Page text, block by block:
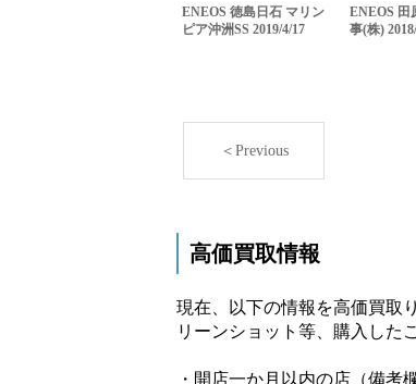
ENEOS 徳島日石 マリン
ピア沖洲SS 2019/4/17
ENEOS 田
事(株)
＜Previous
高価買取情報
現在、以下の情報を高価買取
リーンショット等、購入した
・開店一か月以内の店（備考